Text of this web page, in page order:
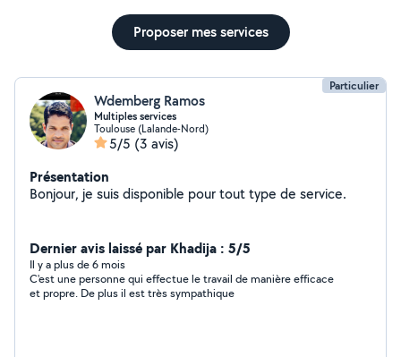
Proposer mes services
Particulier
Wdemberg Ramos
Multiples services
Toulouse (Lalande-Nord)
5/5 (3 avis)
Présentation
Bonjour, je suis disponible pour tout type de service.
Dernier avis laissé par Khadija : 5/5
Il y a plus de 6 mois
C'est une personne qui effectue le travail de manière efficace
et propre. De plus il est très sympathique